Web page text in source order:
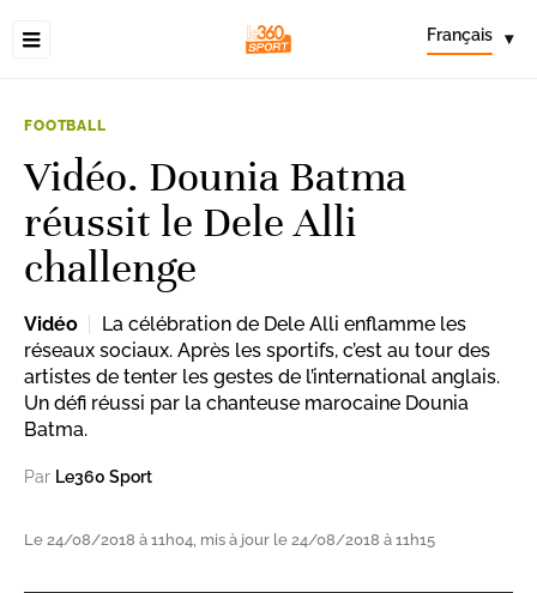
Français ▾
FOOTBALL
Vidéo. Dounia Batma
réussit le Dele Alli
challenge
Vidéo
La célébration de Dele Alli enflamme les
réseaux sociaux. Après les sportifs, c’est au tour des
artistes de tenter les gestes de l’international anglais.
Un défi réussi par la chanteuse marocaine Dounia
Batma.
Par Le360 Sport
Le 24/08/2018 à 11h04, mis à jour le 24/08/2018 à 11h15